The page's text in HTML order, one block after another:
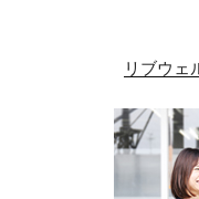
リブウ